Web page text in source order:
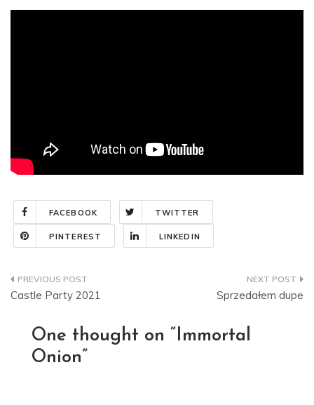
FACEBOOK TWITTER
PINTEREST LINKEDIN
Nawigacja
Castle Party 2021 Sprzedałem dupe
One thought on “Immortal
Onion”